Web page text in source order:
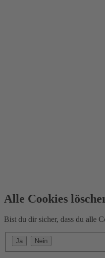
Alle Cookies
Bist du dir sicher, dass du alle